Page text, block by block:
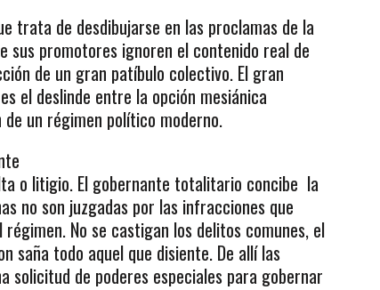
trata de desdibujarse en las proclamas de la
sus promotores ignoren el contenido real de
de un gran patíbulo colectivo. El gran
el deslinde entre la opción mesiánica
un régimen político moderno.
o litigio. El gobernante totalitario concibe la
no son juzgadas por las infracciones que
No se castigan los delitos comunes, el
saña todo aquel que disiente. De allí las
solicitud de poderes especiales para gobernar